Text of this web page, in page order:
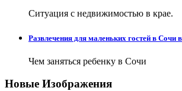
Ситуация с недвижимостью в крае.
Развлечения для маленьких гостей в Сочи
Чем заняться ребенку в Сочи
Новые Изображения